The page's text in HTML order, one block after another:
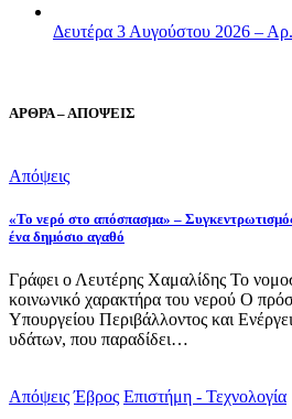
Δευτέρα 3 Αυγούστου 2026 –
ΑΡΘΡΑ – ΑΠΟΨΕΙΣ
Απόψεις
«Το νερό στο απόσπασμα» –
ένα δημόσιο αγαθό
Γράφει ο Λευτέρης Χαμαλίδης Το
κοινωνικό χαρακτήρα του νερού Ο
Υπουργείου Περιβάλλοντος και
υδάτων, που παραδίδει…
Απόψεις Έβρος Επιστήμη - Τεχνολογία